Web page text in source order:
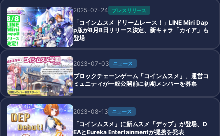
2025-07-24 プレスリリース
「コインムスメ ドリームレース！」LINE Mini Dap
p版が8月8日リリース決定、新キャラ「カイア」も
登場
2023-07-03 ニュース
ブロックチェーンゲーム「コインムスメ」、運営コ
ミュニティが一般公開前に初期メンバーを募集
2023-08-13 ニュース
「コインムスメ」に新ムスメ「デップ」が登場、D
EAとEureka Entertainmentが提携を発表